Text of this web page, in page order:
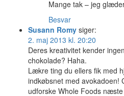
Mange tak – jeg
Besvar
Susann Romy siger:
2. maj 2013 kl. 20:20
Deres kreativitet kender
chokolade? Haha.
Lækre ting du ellers fik med
indkøbsnet med
udforske Whole Foods